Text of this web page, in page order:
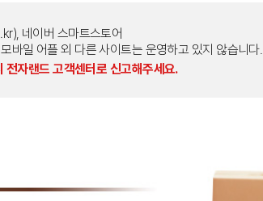
네이버 스마트스토어
일 어플 외 다른 사이트는 운영하고 있지 않습니다.
전자랜드 고객센터로 신고해주세요.